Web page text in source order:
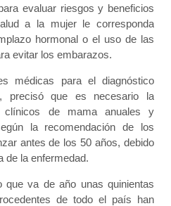
evaluar riesgos y beneficios
a la mujer le corresponda
hormonal o el uso de las
evitar los embarazos.
médicas para el diagnóstico
precisó que es necesario la
clínicos de mama anuales y
la recomendación de los
antes de los 50 años, debido
de la enfermedad.
que va de año unas quinientas
de todo el país han